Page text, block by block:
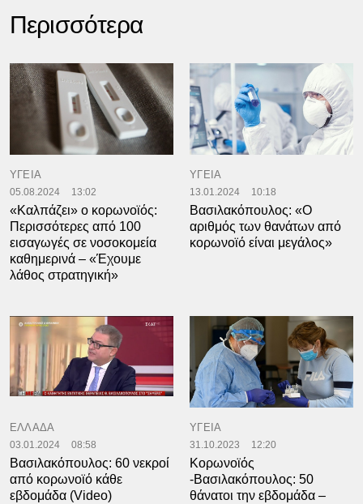
Περισσότερα
ΥΓΕΙΑ
05.08.2024 13:02
«Καλπάζει» ο κορωνοϊός:
Περισσότερες από 100
εισαγωγές σε νοσοκομεία
καθημερινά – «Έχουμε
λάθος στρατηγική»
ΥΓΕΙΑ
13.01.2024 10:18
Βασιλακόπουλος: «Ο
αριθμός των θανάτων από
κορωνοϊό είναι μεγάλος»
ΕΛΛΑΔΑ
03.01.2024 08:58
Βασιλακόπουλος: 60 νεκροί
από κορωνοϊό κάθε
εβδομάδα (Video)
ΥΓΕΙΑ
31.10.2023 12:20
Κορωνοϊός
-Βασιλακόπουλος: 50
θάνατοι την εβδομάδα –